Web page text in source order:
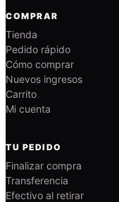
COMPRAR
Tienda
Pedido rápido
Cómo comprar
Nuevos ingresos
Carrito
Mi cuenta
TU PEDIDO
Finalizar compra
Transferencia
Efectivo al retirar